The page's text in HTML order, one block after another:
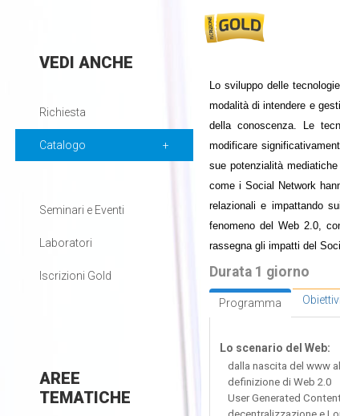
Lo sviluppo delle
modalità di intendere e
della conoscenza. Le
modificare
sue potenzialità
come i Social Network
relazionali e impattando
fenomeno del Web 2.0,
rassegna gli impatti del
Durata 1 giorno
Programma Obiettivi
Lo scenario del Web:
dalla nascita del www
definizione di Web 2.0
User Generated
VEDI ANCHE
Richiesta
Catalogo
Seminari e Eventi
Laboratori
Iscrizioni Gold
AREE
TEMATICHE